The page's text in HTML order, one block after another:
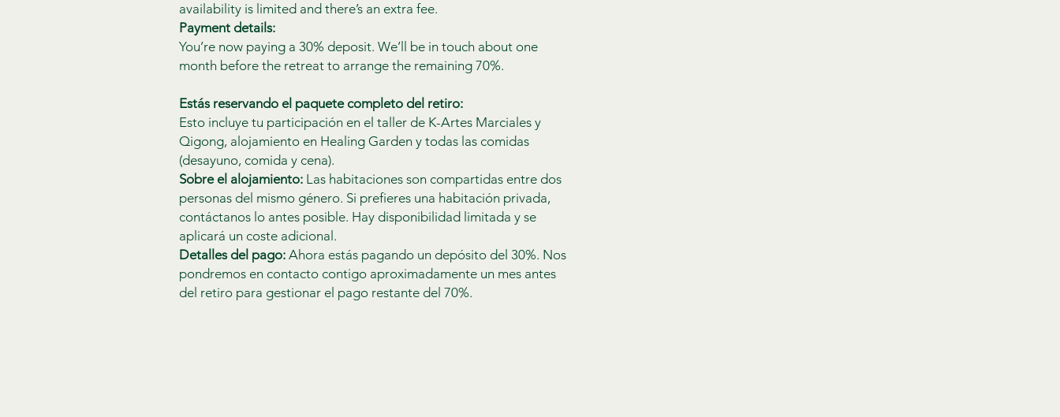
availability is limited and there’s an extra fee.
Payment details:
You’re now paying a 30% deposit. We’ll be in touch about one
month before the retreat to arrange the remaining 70%.
Estás reservando el paquete completo del retiro:
Esto incluye tu participación en el taller de K-Artes Marciales y
Qigong, alojamiento en Healing Garden y todas las comidas
(desayuno, comida y cena).
Sobre el alojamiento: Las habitaciones son compartidas entre dos
personas del mismo género. Si prefieres una habitación privada,
contáctanos lo antes posible. Hay disponibilidad limitada y se
aplicará un coste adicional.
Detalles del pago: Ahora estás pagando un depósito del 30%. Nos
pondremos en contacto contigo aproximadamente un mes antes
del retiro para gestionar el pago restante del 70%.